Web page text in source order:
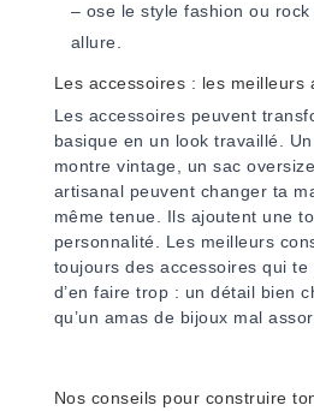
– ose le style fashion ou
allure.
Les accessoires : les meilleurs
Les accessoires peuvent
basique en un look travaillé.
montre vintage, un sac
artisanal peuvent changer ta
même tenue. Ils ajoutent une
personnalité. Les meilleurs
toujours des accessoires qui
d’en faire trop : un détail bien
qu’un amas de bijoux mal
Nos conseils pour construire